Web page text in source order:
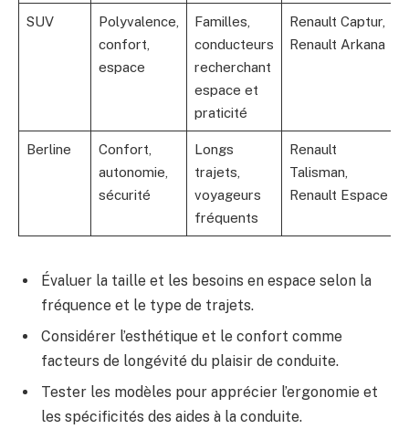
SUV
Polyvalence,
confort,
espace
Familles,
conducteurs
recherchant
espace et
praticité
Renault Captur,
Renault Arkana
Berline
Confort,
autonomie,
sécurité
Longs
trajets,
voyageurs
fréquents
Renault
Talisman,
Renault Espace
Évaluer la taille et les besoins en espace selon la
fréquence et le type de trajets.
Considérer l’esthétique et le confort comme
facteurs de longévité du plaisir de conduite.
Tester les modèles pour apprécier l’ergonomie et
les spécificités des aides à la conduite.